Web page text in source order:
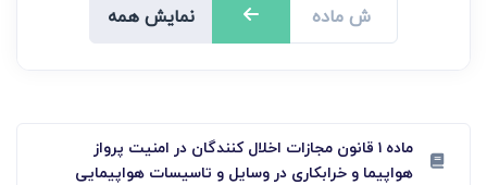
نمایش همه
ماده ۱ قانون مجازات اخلال کنندگان در امنیت پرواز
هواپیما و خرابکاری در وسایل و تاسیسات هواپیمایی